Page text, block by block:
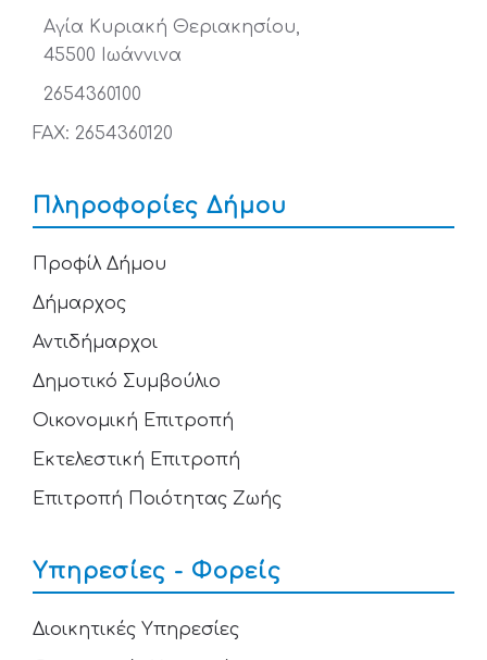
Αγία Κυριακή Θεριακησίου,
45500 Ιωάννινα
2654360100
FAX: 2654360120
Πληροφορίες Δήμου
Προφίλ Δήμου
Δήμαρχος
Αντιδήμαρχοι
Δημοτικό Συμβούλιο
Οικονομική Επιτροπή
Εκτελεστική Επιτροπή
Επιτροπή Ποιότητας Ζωής
Υπηρεσίες - Φορείς
Διοικητικές Υπηρεσίες